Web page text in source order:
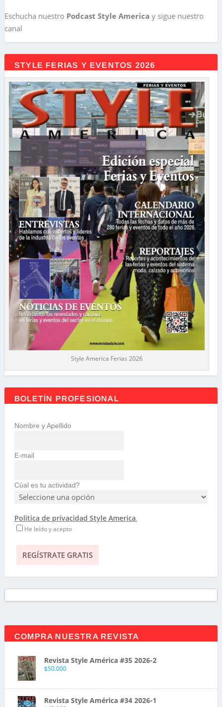
Eschucha nuestro Podcast Style America y sigue nuestro
canal
STYLE FERIAS Y EVENTOS 2026
Style America Ferias 2026
BOLETÍN PROFESIONAL
Nombre y Apellido
E-mail
Cúal es tu actividad?
Politica de privacidad Style America.
He leído y acepto
COMPRA NUESTRA REVISTA
Revista Style América #35 2026-2
$50.000
Revista Style América #34 2026-1